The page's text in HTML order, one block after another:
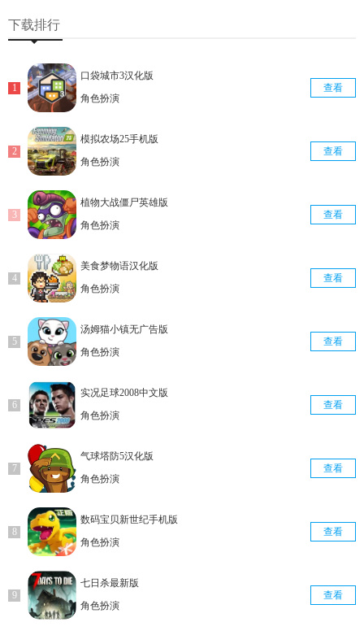
下载排行
口袋城市3汉化版
角色扮演
查看
模拟农场25手机版
角色扮演
查看
植物大战僵尸英雄版
角色扮演
查看
美食梦物语汉化版
角色扮演
查看
汤姆猫小镇无广告版
角色扮演
查看
实况足球2008中文版
角色扮演
查看
气球塔防5汉化版
角色扮演
查看
数码宝贝新世纪手机版
角色扮演
查看
七日杀最新版
角色扮演
查看